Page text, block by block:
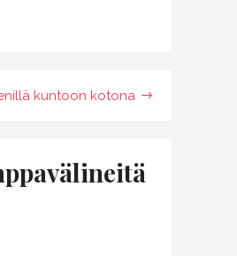
kuntoon kotona